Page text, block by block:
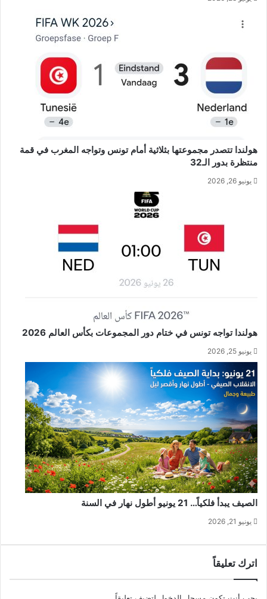
هولندا تتصدر مجموعتها بثلاثية أمام تونس وتواجه المغرب في قمة
منتظرة بدور الـ32
يونيو 26, 2026
هولندا تواجه تونس في ختام دور المجموعات بكأس العالم 2026
يونيو 25, 2026
الصيف يبدأ فلكياً… 21 يونيو أطول نهار في السنة
يونيو 21, 2026
اترك تعليقاً